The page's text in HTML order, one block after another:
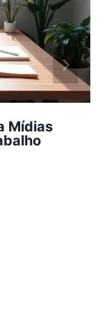
Mídias